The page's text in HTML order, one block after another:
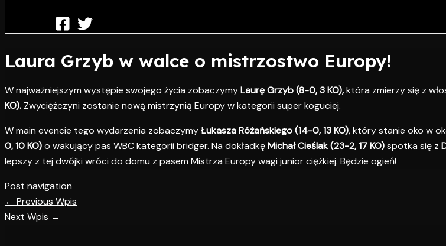
Laura Grzyb w walce o mistrzostwo Europy!
W najważniejszym występie swojego życia zobaczymyLaurę Grzyb (8-0, 3 KO),która zmierzy się z
KO). Zwyciężczyni zostanie nową mistrzynią Europy w kategorii super koguciej.
W main evencie tego wydarzenia zobaczymyŁukasza Różańskiego(14-0, 13 KO), który stanie oko w
0, 10 KO)o wakujący pas WBC kategorii bridger. Na dokładkęMichał Cieślak (23-2, 17 KO)spotka się z
lepszy z tej dwójki wróci do domu z pasem Mistrza Europy wagi junior ciężkiej. Będzie ogień!
Post navigation
← Previous Wpis
Next Wpis →